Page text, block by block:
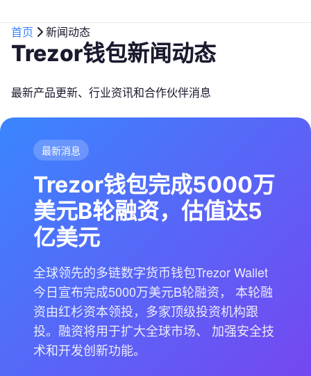
首页 新闻动态
Trezor钱包新闻动态
最新产品更新、行业资讯和合作伙伴消息
最新消息
Trezor钱包完成5000万
美元B轮融资，估值达5
亿美元
全球领先的多链数字货币钱包Trezor Wallet
今日宣布完成5000万美元B轮融资， 本轮融
资由红杉资本领投，多家顶级投资机构跟
投。融资将用于扩大全球市场、 加强安全技
术和开发创新功能。